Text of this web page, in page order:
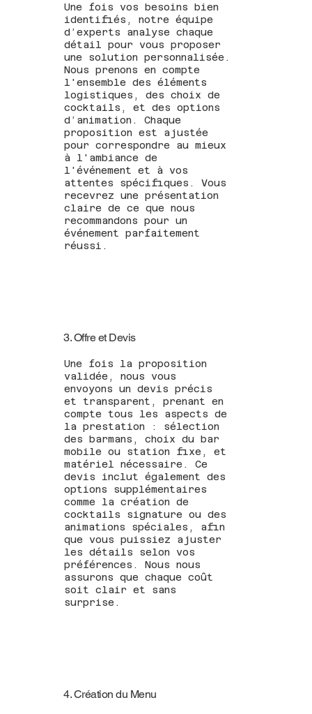
Une fois vos besoins bien
identifiés, notre équipe
d’experts analyse chaque
détail pour vous proposer
une solution personnalisée.
Nous prenons en compte
l'ensemble des éléments
logistiques, des choix de
cocktails, et des options
d’animation. Chaque
proposition est ajustée
pour correspondre au mieux
à l'ambiance de
l'événement et à vos
attentes spécifiques. Vous
recevrez une présentation
claire de ce que nous
recommandons pour un
événement parfaitement
réussi.
3. Offre et Devis
Une fois la proposition
validée, nous vous
envoyons un devis précis
et transparent, prenant en
compte tous les aspects de
la prestation : sélection
des barmans, choix du bar
mobile ou station fixe, et
matériel nécessaire. Ce
devis inclut également des
options supplémentaires
comme la création de
cocktails signature ou des
animations spéciales, afin
que vous puissiez ajuster
les détails selon vos
préférences. Nous nous
assurons que chaque coût
soit clair et sans
surprise.
4. Création du Menu